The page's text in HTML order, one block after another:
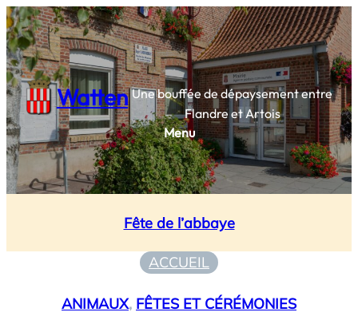
Aller
au
contenu
Watten Une bouffée de dépaysement entre
Flandre et Artois
Menu
Fête de l’abbaye
ACCUEIL
ANIMAUX, FÊTES ET CÉRÉMONIES